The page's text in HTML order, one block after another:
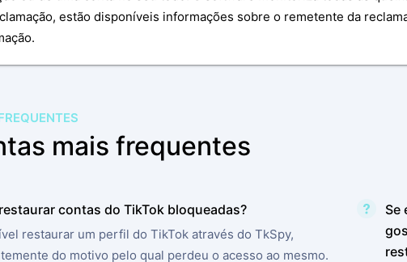
estão disponíveis informações sobre o remetente da
mais frequentes
contas do TikTok bloqueadas?
restaurar um perfil do TikTok através do TkSpy,
do motivo pelo qual perdeu o acesso ao mesmo.
Se